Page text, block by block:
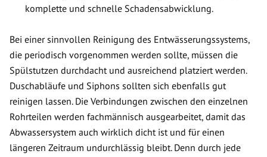
komplette und schnelle Schadensabwicklung.
Bei einer sinnvollen Reinigung des Entwässerungssystems,
die periodisch vorgenommen werden sollte, müssen die
Spülstutzen durchdacht und ausreichend platziert werden.
Duschabläufe und Siphons sollten sich ebenfalls gut
reinigen lassen. Die Verbindungen zwischen den einzelnen
Rohrteilen werden fachmännisch ausgearbeitet, damit das
Abwassersystem auch wirklich dicht ist und für einen
längeren Zeitraum undurchlässig bleibt. Denn durch jede